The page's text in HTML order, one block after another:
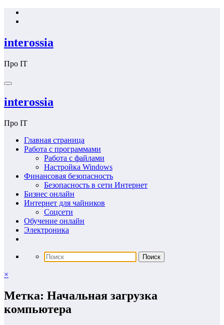
Перейти
interossia
Про IT
interossia
Про IT
Главная страница
Работа с программами
Работа с файлами
Настройка Windows
Финансовая безопасность
Безопасность в сети Интернет
Бизнес онлайн
Интернет для чайников
Соцсети
Обучение онлайн
Электроника
×
Метка: Начальная загрузка
компьютера